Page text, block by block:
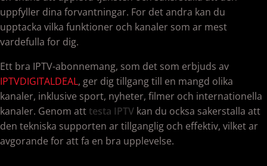
uppfyller dina forvantningar. For det andra kan du
upptacka vilka funktioner och kanaler som ar mest
vardefulla for dig.
Ett bra IPTV-abonnemang, som det som erbjuds av
IPTVDIGITALDEAL, ger dig tillgang till en mangd olika
kanaler, inklusive sport, nyheter, filmer och internationella
kanaler. Genom att testa IPTV kan du ocksa sakerstalla att
den tekniska supporten ar tillganglig och effektiv, vilket ar
avgorande for att fa en bra upplevelse.